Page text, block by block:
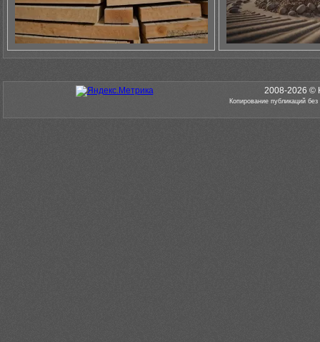
2008-2026 ©
Копирование публикаций